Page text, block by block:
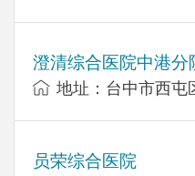
澄清综合医院中港分
地址：台中市西屯
员荣综合医院